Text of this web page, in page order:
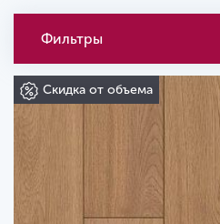
Фильтры
Скидка от объема